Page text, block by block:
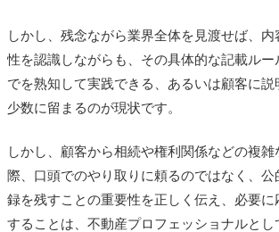
しかし、残念ながら業界全体を見渡せば、
性を認識しながらも、その具体的な記載ルー
でを熟知して実践できる、あるいは顧客に
少数に留まるのが現状です。
しかし、顧客から相続や権利関係などの複雑
際、口頭でのやり取りに頼るのではなく、
録を残すことの重要性を正しく伝え、必要
することは、不動産プロフェッショナルとし